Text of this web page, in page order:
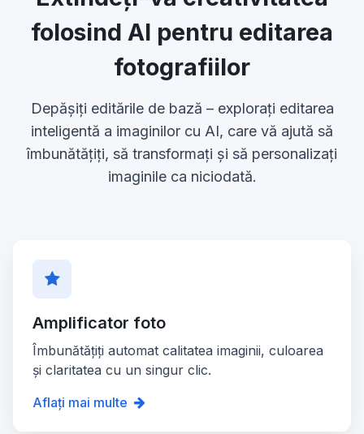
folosind AI pentru editarea
fotografiilor
Depășiți editările de bază – explorați editarea
inteligentă a imaginilor cu AI, care vă ajută să
îmbunătățiți, să transformați și să personalizați
imaginile ca niciodată.
Amplificator foto
Îmbunătățiți automat calitatea imaginii, culoarea
și claritatea cu un singur clic.
Aflați mai multe